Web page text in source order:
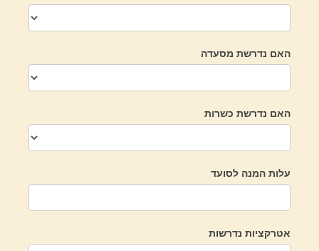
האם נדרשת מסעדה
האם נדרשת כשרות
עלות המנה לסועד
אטרקציות נדרשות